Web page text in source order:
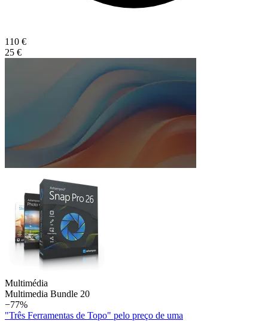
110 €
25 €
Multimédia
Multimedia Bundle 20
−77%
"Três Ferramentas de Topo" pelo preço de uma